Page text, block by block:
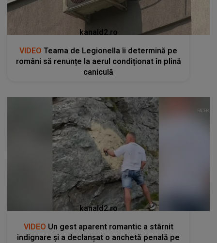
kanald2.ro
VIDEO Teama de Legionella îi determină pe
români să renunțe la aerul condiționat în plină
caniculă
kanald2.ro
VIDEO Un gest aparent romantic a stârnit
indignare și a declanșat o anchetă penală pe